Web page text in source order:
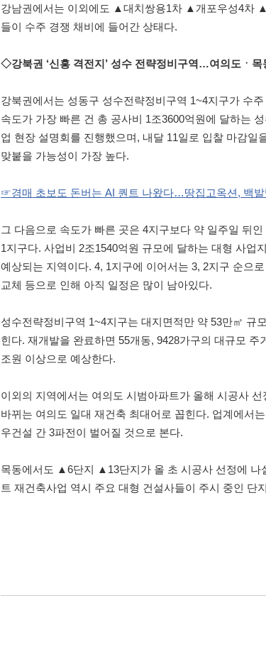
강남권에서는 이외에도 ▲대치쌍용1차 ▲개포우성4차 ▲
들이 수주 경쟁 채비에 들어간 상태다.
◇강북권 ‘신흥 격전지’ 성수 전략정비구역…여의도ㆍ목
강북권에서는 성동구 성수전략정비구역 1~4지구가 수
속도가 가장 빠른 건 총 공사비 1조3600억원에 달하는
업 현장 설명회를 진행했으며, 내달 11일로 입찰 마감일
맞붙을 가능성이 가장 높다.
☞경매 초보도 돈버는 AI 퀀트 나왔다…땅집고옥션, 백발
그 다음으로 속도가 빠른 곳은 4지구보다 약 일주일 뒤
1지구다. 사업비 2조1540억원 규모에 달하는 대형 사업
예상되는 지역이다. 4, 1지구에 이어서는 3, 2지구 순으
교체 등으로 인해 아직 일정은 많이 남아있다.
성수전략정비구역 1~4지구는 대지면적만 약 53만㎡ 규
힌다. 재개발을 완료하면 55개동, 9428가구의 대규모 주
조원 이상으로 예상한다.
이외의 지역에서는 여의도 시범아파트가 올해 시공사
바뀌는 여의도 일대 재건축 최대어로 꼽힌다. 업계에서
우건설 간 3파전이 벌어질 것으로 본다.
목동에서도 ▲6단지 ▲13단지가 올 초 시공사 선정에 나
트 재건축사업 역시 주요 대형 건설사들이 주시 중인 단